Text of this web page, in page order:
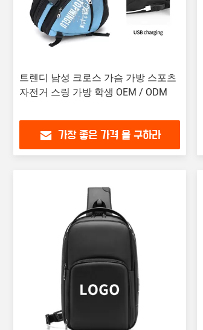
트렌디 남성 크로스 가슴 가방 스포츠
자전거 스링 가방 학생 OEM / ODM
가장 좋은 가격 을 구하라